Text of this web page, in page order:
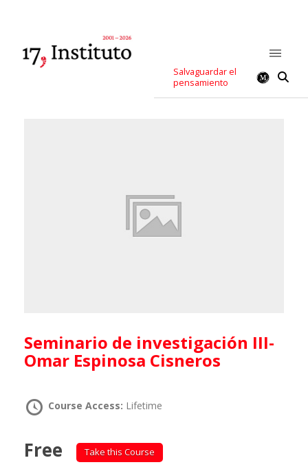
Salvaguardar el
pensamiento
Seminario de investigación III-
Omar Espinosa Cisneros
Course Access: Lifetime
Free Take this Course